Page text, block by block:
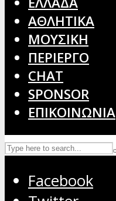
ΑΘΛΗΤΙΚΑ
ΜΟΥΣΙΚΗ
ΠΕΡΙΕΡΓΟ
CHAT
SPONSOR
ΕΠΙΚΟΙΝΩΝΙΑ
Facebook